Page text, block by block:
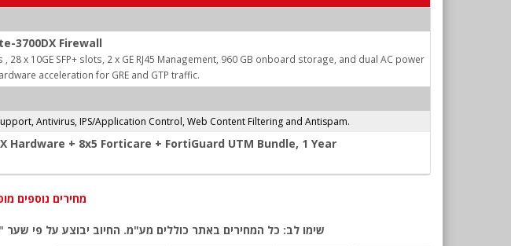
3700DX Firewall
, 28 x 10GE SFP+ slots, 2 x GE RJ45 Management, 960 GB onboard storage, and dual AC power
acceleration for GRE and GTP traffic.
Antivirus, IPS/Application Control, Web Content Filtering and Antispam.
Hardware + 8x5 Forticare + FortiGuard UTM Bundle, 1 Year
מחירים נוספים
שימו לב: כל המחירים באתר כוללים מע"מ. החיוב יבוצע על פי